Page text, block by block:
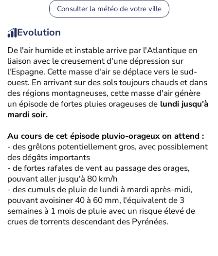
Consulter la météo de votre ville
Evolution
De l'air humide et instable arrive par l'Atlantique en
liaison avec le creusement d'une dépression sur
l'Espagne. Cette masse d'air se déplace vers le sud-
ouest. En arrivant sur des sols toujours chauds et dans
des régions montagneuses, cette masse d'air génère
un épisode de fortes pluies orageuses de lundi jusqu'à
mardi soir.
Au cours de cet épisode pluvio-orageux on attend :
- des grêlons potentiellement gros, avec possiblement
des dégâts importants
- de fortes rafales de vent au passage des orages,
pouvant aller jusqu'à 80 km/h
- des cumuls de pluie de lundi à mardi après-midi,
pouvant avoisiner 40 à 60 mm, l'équivalent de 3
semaines à 1 mois de pluie avec un risque élevé de
crues de torrents descendant des Pyrénées.